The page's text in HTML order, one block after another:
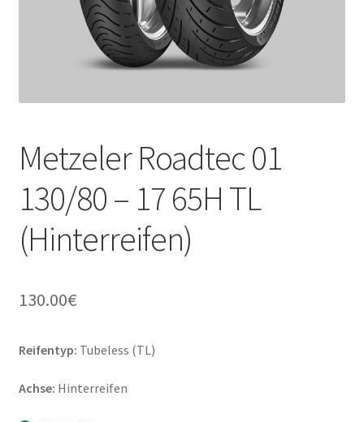
Metzeler Roadtec 01
130/80 – 17 65H TL
(Hinterreifen)
130.00€
Reifentyp: Tubeless (TL)
Achse: Hinterreifen